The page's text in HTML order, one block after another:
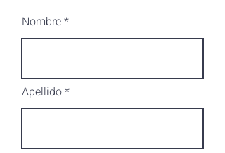
Nombre
Apellido